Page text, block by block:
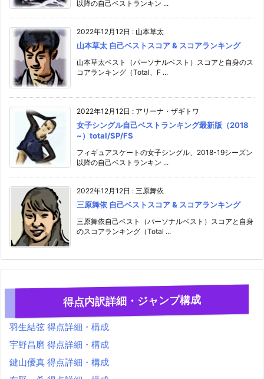
以降の自己ベストランキン ...
2022年12月12日 : 山本草太
山本草太 自己ベストスコア & スコアランキング
山本草太ベスト（パーソナルベスト）スコアと自身のス
コアランキング（Total、F ...
2022年12月12日 : アリーナ・ザギトワ
女子シングル自己ベストランキング最新版（2018
~）total/SP/FS
フィギュアスケートの女子シングル、2018-19シーズン
以降の自己ベストランキン ...
2022年12月12日 : 三原舞依
三原舞依 自己ベストスコア & スコアランキング
三原舞依自己ベスト（パーソナルベスト）スコアと自身
のスコアランキング（Total ...
得点内訳詳細・ジャンプ構成
羽生結弦 得点詳細・構成
宇野昌磨 得点詳細・構成
鍵山優真 得点詳細・構成